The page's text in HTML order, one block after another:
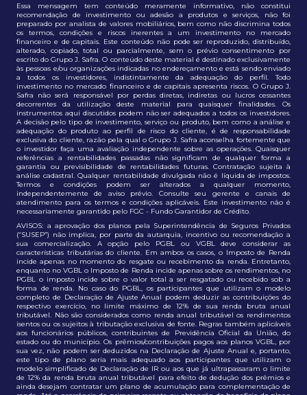
Essa mensagem tem conteúdo meramente informativo, não constitui
recomendação de investimento ou adesão a produtos e serviços, não foi
preparado por analista de valores mobiliários, bem como não discrimina todos
os termos, condições e riscos inerentes a um investimento no mercado
financeiro e de capitais. Este conteúdo não pode ser reproduzido, distribuído,
alterado, copiado, total ou parcialmente, sem o prévio consentimento por
escrito do Grupo J. Safra. O conteúdo deste material é destinado exclusivamente
às pessoas e/ou organizações indicadas no endereçamento e está sendo enviado
a todos os investidores, indistintamente da adequação do perfil. Todo
investimento no mercado financeiro e de capitais apresenta riscos. O Grupo J.
Safra não será responsável por perdas diretas, indiretas ou lucros cessantes
decorrentes da utilização deste material para quaisquer finalidades. Os
instrumentos aqui discutidos podem não ser adequados a todos os investidores.
A decisão pelo tipo de investimento, serviço ou produto, bem como a análise e
adequação do produto ao perfil de risco do cliente, é de responsabilidade
exclusiva do cliente, razão pela qual o Grupo J. Safra aconselha fortemente que
o investidor faça uma avaliação independente sobre as operações. Quaisquer
referências a rentabilidades passadas não significam de qualquer forma a
garantia ou previsibilidade de rentabilidades futuras. Contratação sujeita à
análise cadastral. Qualquer rentabilidade divulgada não é líquida de impostos.
Termos e condições podem ser alterados a qualquer momento,
independentemente de aviso prévio. Consulte seu gerente e canais de
atendimento para os termos e condições aplicáveis. Este investimento não é
necessariamente garantido pelo FGC - Fundo Garantidor de Crédito.
AVISOS: a aprovação dos planos pela Superintendência de Seguros Privados
(“SUSEP”) não implica, por parte da autarquia, incentivo ou recomendação a
sua comercialização. A opção pelo PGBL ou VGBL deve considerar as
características tributárias do cliente. Em ambos os casos, o Imposto de Renda
incide apenas no momento do resgate ou recebimento da renda. Entretanto,
enquanto no VGBL o Imposto de Renda incide apenas sobre os rendimentos, no
PGBL o imposto incide sobre o valor total a ser resgatado ou recebido sob a
forma de renda. No caso do PGBL, os participantes que utilizam o modelo
completo de Declaração de Ajuste Anual podem deduzir as contribuições do
respectivo exercício, no limite máximo de 12% de sua renda bruta anual
tributável. Não são considerados como renda anual tributável os rendimentos
isentos ou os sujeitos à tributação exclusiva de fonte. Regras também aplicáveis
aos funcionários públicos, contribuintes de Previdência Oficial da União, do
estado ou do município. Os prêmios/contribuições pagos aos planos VGBL, por
sua vez, não podem ser deduzidos na Declaração de Ajuste Anual e, portanto,
este tipo de plano seria mais adequado aos participantes que utilizam o
modelo simplificado de Declaração de IR ou aos que já ultrapassaram o limite
de 12% da renda bruta anual tributável para efeito de dedução dos prêmios e
ainda desejam contratar um plano de acumulação para complementação de